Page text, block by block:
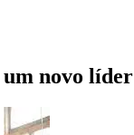
um novo líder